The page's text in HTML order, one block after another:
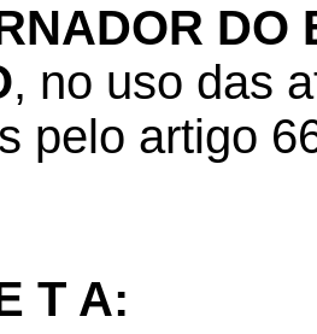
DO
, no uso das
pelo artigo
T A: